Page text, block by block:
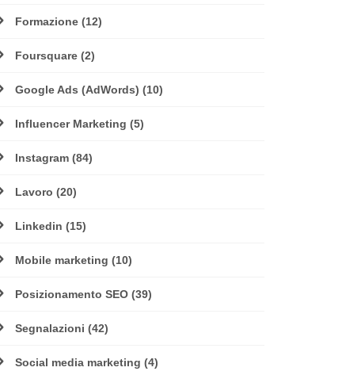
Formazione (12)
Foursquare (2)
Google Ads (AdWords) (10)
Influencer Marketing (5)
Instagram (84)
Lavoro (20)
Linkedin (15)
Mobile marketing (10)
Posizionamento SEO (39)
Segnalazioni (42)
Social media marketing (4)